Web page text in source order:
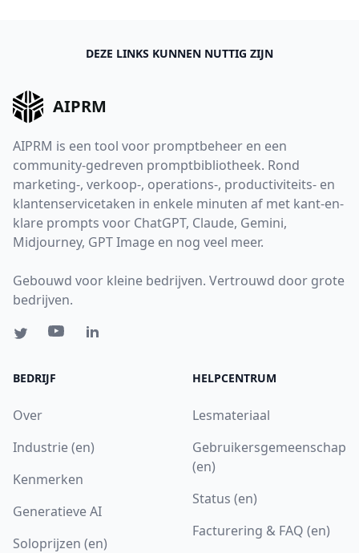
DEZE LINKS KUNNEN NUTTIG ZIJN
AIPRM
AIPRM is een tool voor promptbeheer en een
community-gedreven promptbibliotheek. Rond
marketing-, verkoop-, operations-, productiviteits- en
klantenservicetaken in enkele minuten af met kant-en-
klare prompts voor ChatGPT, Claude, Gemini,
Midjourney, GPT Image en nog veel meer.
Gebouwd voor kleine bedrijven. Vertrouwd door grote
bedrijven.
BEDRIJF
Over
Industrie (en)
Kenmerken
Generatieve AI
Soloprijzen (en)
HELPCENTRUM
Lesmateriaal
Gebruikersgemeenschap
(en)
Status (en)
Facturering & FAQ (en)